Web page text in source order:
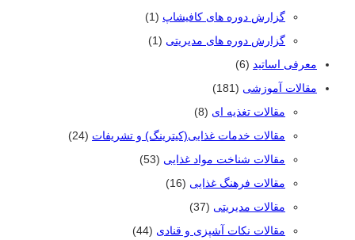
گزارش دوره های کافیشاپ (1)
گزارش دوره های مدیریتی (1)
معرفی اساتید (6)
مقالات آموزشی (181)
مقالات تغذیه ای (8)
مقالات خدمات غذایی(کیترینگ) و تشریفات (24)
مقالات شناخت مواد غذایی (53)
مقالات فرهنگ غذایی (16)
مقالات مدیریتی (37)
مقالات نکات آشپزی و قنادی (44)